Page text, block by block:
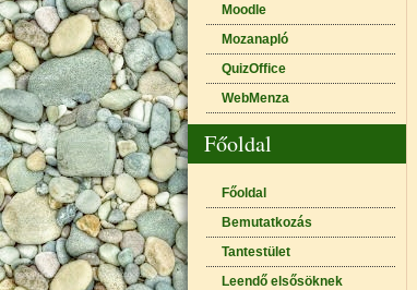
Moodle
Mozanapló
QuizOffice
WebMenza
Főoldal
Főoldal
Bemutatkozás
Tantestület
Leendő elsősöknek